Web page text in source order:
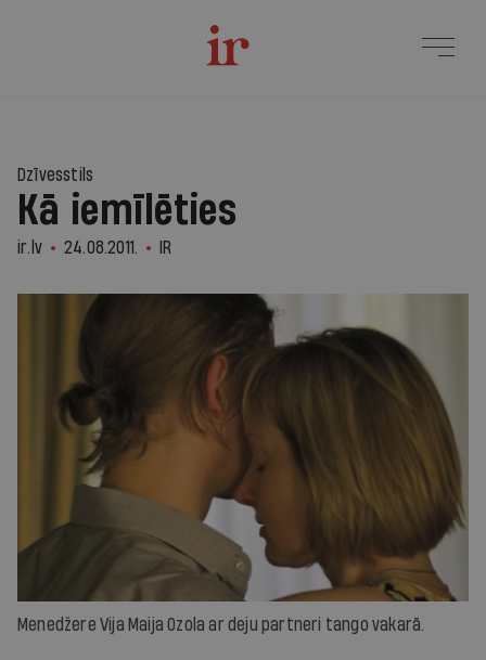
Dzīvesstils
Kā iemīlēties
ir.lv 24.08.2011. IR
Menedžere Vija Maija Ozola ar deju partneri tango vakarā.